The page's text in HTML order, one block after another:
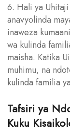
6. Hali ya Uhitaji
anavyolinda
inaweza
wa kulinda
maisha. Katika
muhimu, na
kulinda familia
Tafsiri ya
Kuku